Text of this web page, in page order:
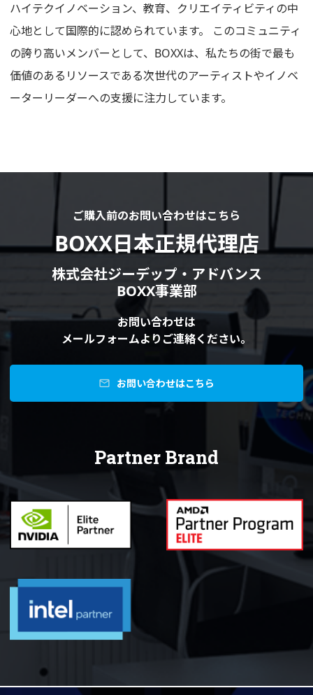
ハイテクイノベーション、教育、クリエイティビティの中
心地として国際的に認められています。 このコミュニティ
の誇り高いメンバーとして、BOXXは、私たちの街で最も
価値のあるリソースである次世代のアーティストやイノベ
ーターリーダーへの支援に注力しています。
ご購入前のお問い合わせはこちら
BOXX日本正規代理店
株式会社ジーデップ・アドバンス
BOXX事業部
お問い合わせは
メールフォームよりご連絡ください。
mail お問い合わせはこちら
Partner Brand